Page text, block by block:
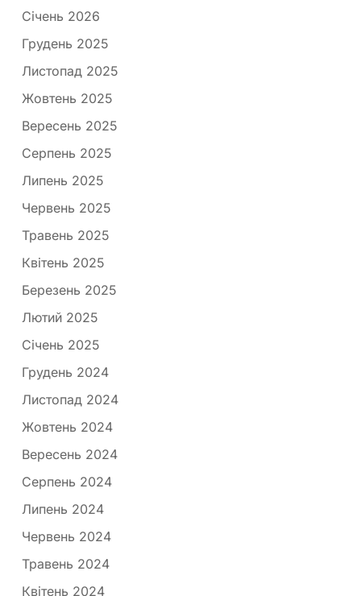
Січень 2026
Грудень 2025
Листопад 2025
Жовтень 2025
Вересень 2025
Серпень 2025
Липень 2025
Червень 2025
Травень 2025
Квітень 2025
Березень 2025
Лютий 2025
Січень 2025
Грудень 2024
Листопад 2024
Жовтень 2024
Вересень 2024
Серпень 2024
Липень 2024
Червень 2024
Травень 2024
Квітень 2024